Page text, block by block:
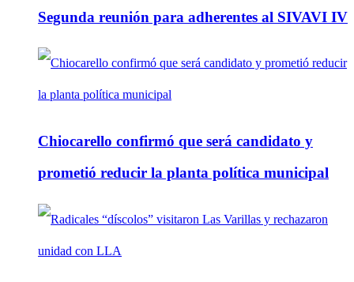
Segunda reunión para adherentes al SIVAVI IV
Chiocarello confirmó que será candidato y
prometió reducir la planta política municipal